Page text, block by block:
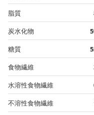
脂質
炭水化物
糖質
食物繊維
水溶性食物繊維
不溶性食物繊維